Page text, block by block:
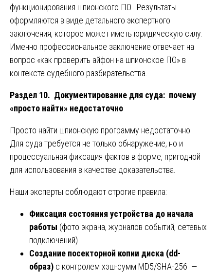
функционирования шпионского ПО. Результаты
оформляются в виде детального экспертного
заключения, которое может иметь юридическую силу.
Именно профессиональное заключение отвечает на
вопрос «как проверить айфон на шпионское ПО» в
контексте судебного разбирательства.
Раздел 10. Документирование для суда: почему
«просто найти» недостаточно
Просто найти шпионскую программу недостаточно.
Для суда требуется не только обнаружение, но и
процессуальная фиксация фактов в форме, пригодной
для использования в качестве доказательства.
Наши эксперты соблюдают строгие правила:
Фиксация состояния устройства до начала
работы (фото экрана, журналов событий, сетевых
подключений).
Создание посекторной копии диска (dd-
образ) с контролем хэш-сумм MD5/SHA-256 —